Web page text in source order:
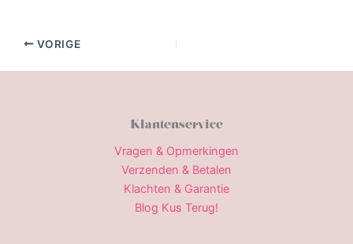
VORIGE
Klantenservice
Vragen & Opmerkingen
Verzenden & Betalen
Klachten & Garantie
Blog Kus Terug!